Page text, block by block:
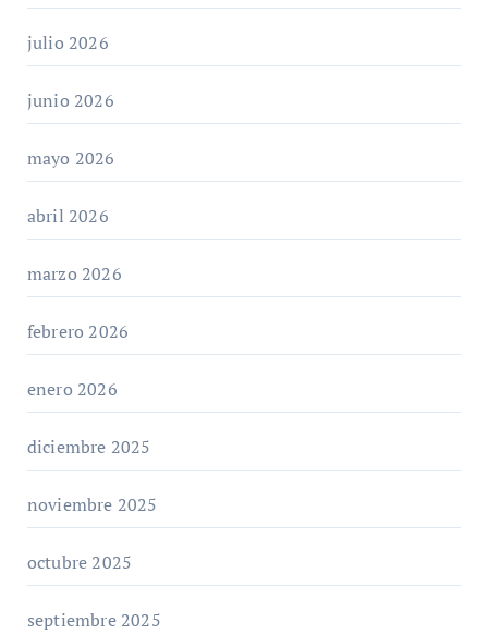
julio 2026
junio 2026
mayo 2026
abril 2026
marzo 2026
febrero 2026
enero 2026
diciembre 2025
noviembre 2025
octubre 2025
septiembre 2025